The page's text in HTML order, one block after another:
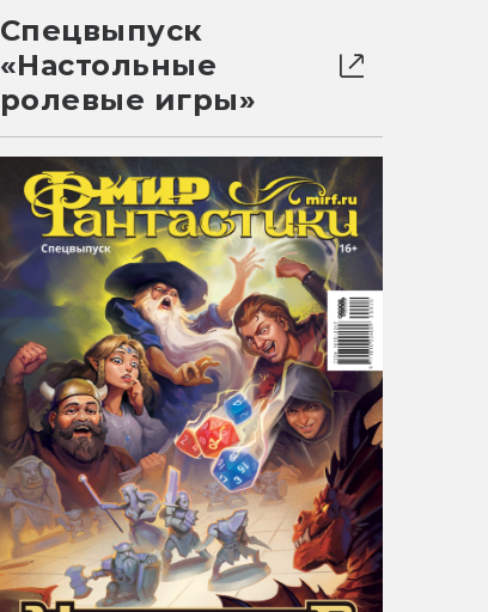
Спецвыпуск
«Настольные
ролевые игры»